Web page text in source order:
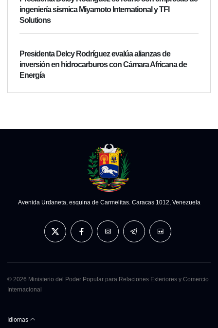
ingeniería sísmica Miyamoto International y TFI
Solutions
Presidenta Delcy Rodríguez evalúa alianzas de
inversión en hidrocarburos con Cámara Africana de
Energía
Avenida Urdaneta, esquina de Carmelitas. Caracas 1012, Venezuela
© 2026 Ministerio del Poder Popular para Relaciones Exteriores y Comercio
Internacional
Idiomas